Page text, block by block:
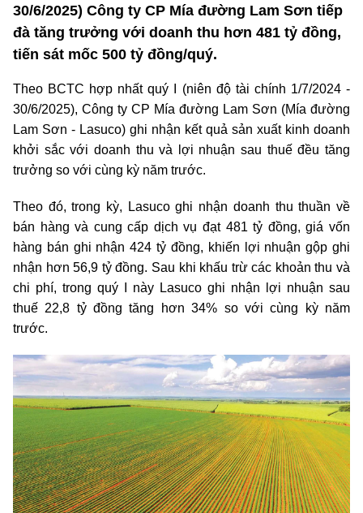
30/6/2025) Công ty CP Mía đường Lam Sơn tiếp
đà tăng trưởng với doanh thu hơn 481 tỷ đồng,
tiến sát mốc 500 tỷ đồng/quý.
Theo BCTC hợp nhất quý I (niên độ tài chính 1/7/2024 -
30/6/2025), Công ty CP Mía đường Lam Sơn (Mía đường
Lam Sơn - Lasuco) ghi nhận kết quả sản xuất kinh doanh
khởi sắc với doanh thu và lợi nhuận sau thuế đều tăng
trưởng so với cùng kỳ năm trước.
Theo đó, trong kỳ, Lasuco ghi nhận doanh thu thuần về
bán hàng và cung cấp dịch vụ đạt 481 tỷ đồng, giá vốn
hàng bán ghi nhận 424 tỷ đồng, khiến lợi nhuận gộp ghi
nhận hơn 56,9 tỷ đồng. Sau khi khấu trừ các khoản thu và
chi phí, trong quý I này Lasuco ghi nhận lợi nhuận sau
thuế 22,8 tỷ đồng tăng hơn 34% so với cùng kỳ năm
trước.